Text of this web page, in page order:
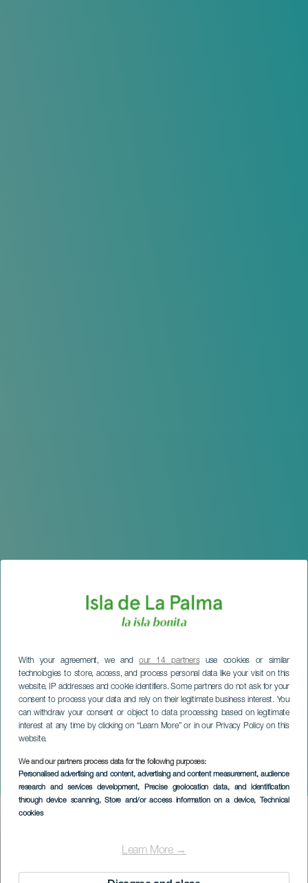
With your agreement, we andour 14 partnersuse cookies or similar
technologies to store, access, and process personal data like your visit on this
website, IP addresses and cookie identifiers. Some partners do not ask for your
consent to process your data and rely on their legitimate business interest. You
can withdraw your consent or object to data processing based on legitimate
interest at any time by clicking on “Learn More” or in our Privacy Policy on this
website.
We and our partners process data for the following purposes:
Personalised advertising and content, advertising and content measurement, audience
research and services development, Precise geolocation data, and identification
through device scanning, Store and/or access information on a device, Technical
cookies
Learn More →
Enduro Puntallana
LA PALMA
Imagen